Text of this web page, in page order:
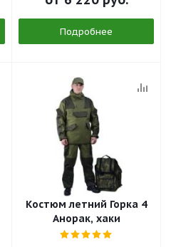
Подробнее
Костюм летний Горка 4
Анорак, хаки